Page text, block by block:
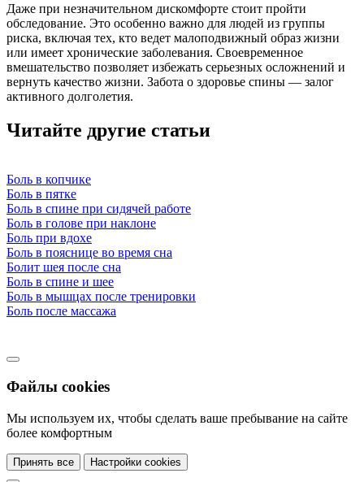
Даже при незначительном дискомфорте стоит пройти
обследование. Это особенно важно для людей из группы
риска, включая тех, кто ведет малоподвижный образ жизни
или имеет хронические заболевания. Своевременное
вмешательство позволяет избежать серьезных осложнений и
вернуть качество жизни. Забота о здоровье спины — залог
активного долголетия.
Читайте другие статьи
Боль в копчике
Боль в пятке
Боль в спине при сидячей работе
Боль в голове при наклоне
Боль при вдохе
Боль в пояснице во время сна
Болит шея после сна
Боль в спине и шее
Боль в мышцах после тренировки
Боль после массажа
Файлы cookies
Мы используем их, чтобы сделать ваше пребывание на сайте
более комфортным
Принять все Настройки cookies